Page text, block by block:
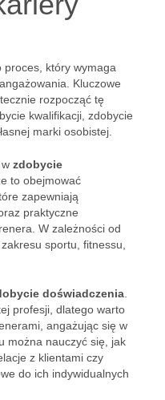
proces, który wymaga
Kluczowe
rozpocząć tę
kwalifikacji, zdobycie
marki osobistej.
zdobycie
to obejmować
zapewniają
praktyczne
W zależności od
sportu, fitnessu,
doświadczenia
profesji, dlatego warto
angażując się w
można nauczyć się, jak
z klientami czy
do ich indywidualnych